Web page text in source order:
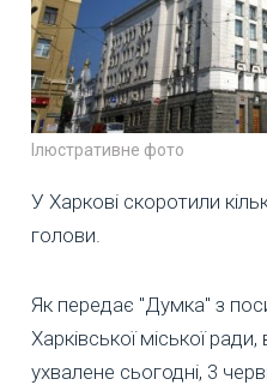
Ілюстративне фото
У Харкові скоротили
голови.
Як передає "Думка" з
Харківської міської
ухвалене сьогодні, 3